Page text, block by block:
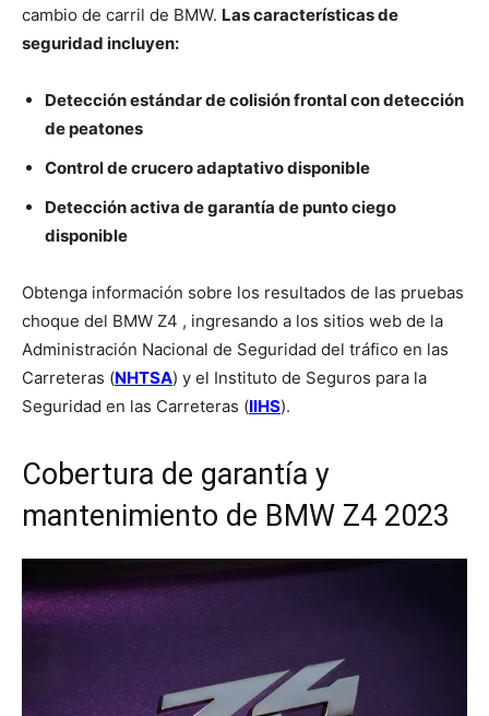
cambio de carril de BMW. Las características de
seguridad incluyen:
Detección estándar de colisión frontal con detección
de peatones
Control de crucero adaptativo disponible
Detección activa de garantía de punto ciego
disponible
Obtenga información sobre los resultados de las pruebas
choque del BMW Z4 , ingresando a los sitios web de la
Administración Nacional de Seguridad del tráfico en las
Carreteras (NHTSA) y el Instituto de Seguros para la
Seguridad en las Carreteras (IIHS).
Cobertura de garantía y
mantenimiento de BMW Z4 2023